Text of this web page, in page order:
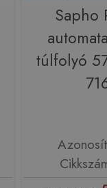
Sapho
túlfolyó